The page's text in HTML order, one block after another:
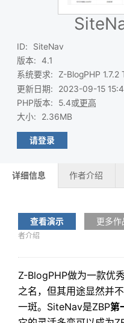
ID:
SiteNav
版本:
4.1
系统要求:
Z-BlogPHP 1.7.2
更新日期: 2023-09-15
PHP版本: 5.4或更高
大小: 2.36MB
请登录
详细信息 作者介绍
查看演示 更多作
者介绍
Z-BlogPHP做为一款优
之名，但其用途显然并
一斑。SiteNav是ZBP第